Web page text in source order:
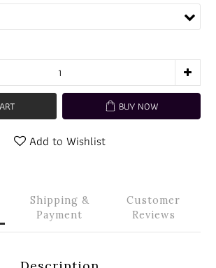
BUY NOW
Add to Wishlist
Shipping &
Payment
Customer
Reviews